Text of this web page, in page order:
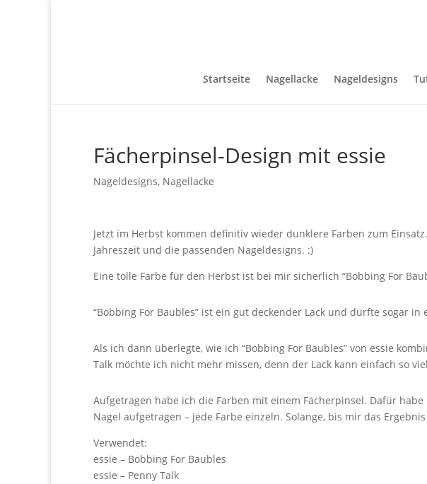
Startseite Nagellacke Nageldesigns
Fächerpinsel-Design mit essie
Nageldesigns, Nagellacke
Jetzt im Herbst kommen definitiv wieder dunklere Farben zum
Jahreszeit und die passenden Nageldesigns. :)
Eine tolle Farbe für den Herbst ist bei mir sicherlich “Bobbing For
“Bobbing For Baubles” ist ein gut deckender Lack und dürfte sogar
Als ich dann überlegte, wie ich “Bobbing For Baubles” von essie
Talk möchte ich nicht mehr missen, denn der Lack kann einfach so
Aufgetragen habe ich die Farben mit einem Fächerpinsel. Dafür
Nagel aufgetragen – jede Farbe einzeln. Solange, bis mir das
Verwendet:
essie – Bobbing For Baubles
essie – Penny Talk